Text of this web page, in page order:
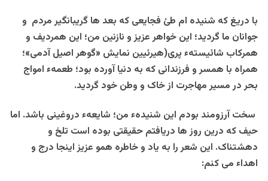
با دریغ که شنیده ام طئ فجایعی که بعد ها گریبانگیر مردم و
جوانان ما گردید؛ این خواهر عزیز و نازنین من؛ این همردیف و
همرکاب شائیستهء پری(هیرئیین نمایش «گوهر اصیل آدمی»؛
همراه با همسر و فرزندانی که به دنیا آورده بود؛ طعمهء امواج
بحر در مسیر مهاجرت از خاک و وطن خود گردید.
سخت آرزومند بودم این شنیدهء من؛ شایعهء دروغینی باشد. اما
حیف که درین روز ها دریافتم حقیقتی بوده است تلخ و
دهشتناک. این شعر را به یاد و خاطره همو عزیز اینجا درج و
اهداء می کنم: